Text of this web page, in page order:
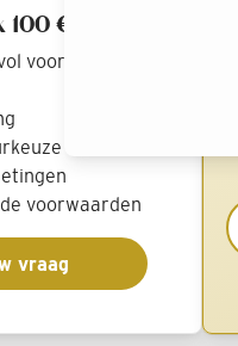
€ 164.-
voor een scherpe
voorwaarden
vraag